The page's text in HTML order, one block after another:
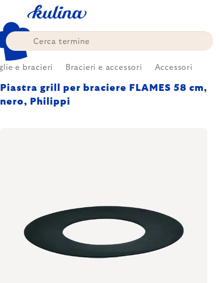
content
e bracieri Bracieri e accessori Accessori
Piastra grill per braciere FLAMES 58 cm,
nero, Philippi